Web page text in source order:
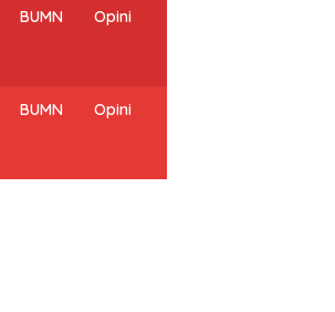
BUMN Opini
BUMN Opini